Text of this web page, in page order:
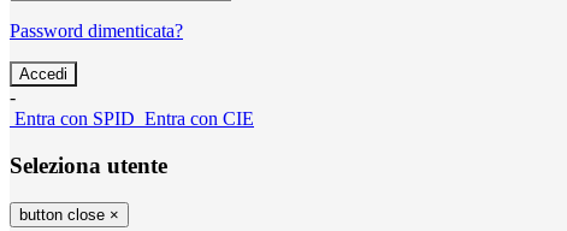
Password dimenticata?
-
Entra con SPID Entra con CIE
Seleziona utente
button close ×